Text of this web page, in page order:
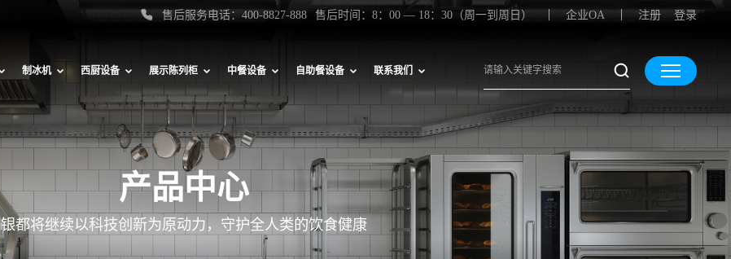
售后服务电话：400-8827-888 售后时间：8：00 — 18：30（周一到周日） 企业OA 注册 登录
制冰机 西厨设备 展示陈列柜 中餐设备 自助餐设备 联系我们
产品中心
银都将继续以科技创新为原动力，守护全人类的饮食健康